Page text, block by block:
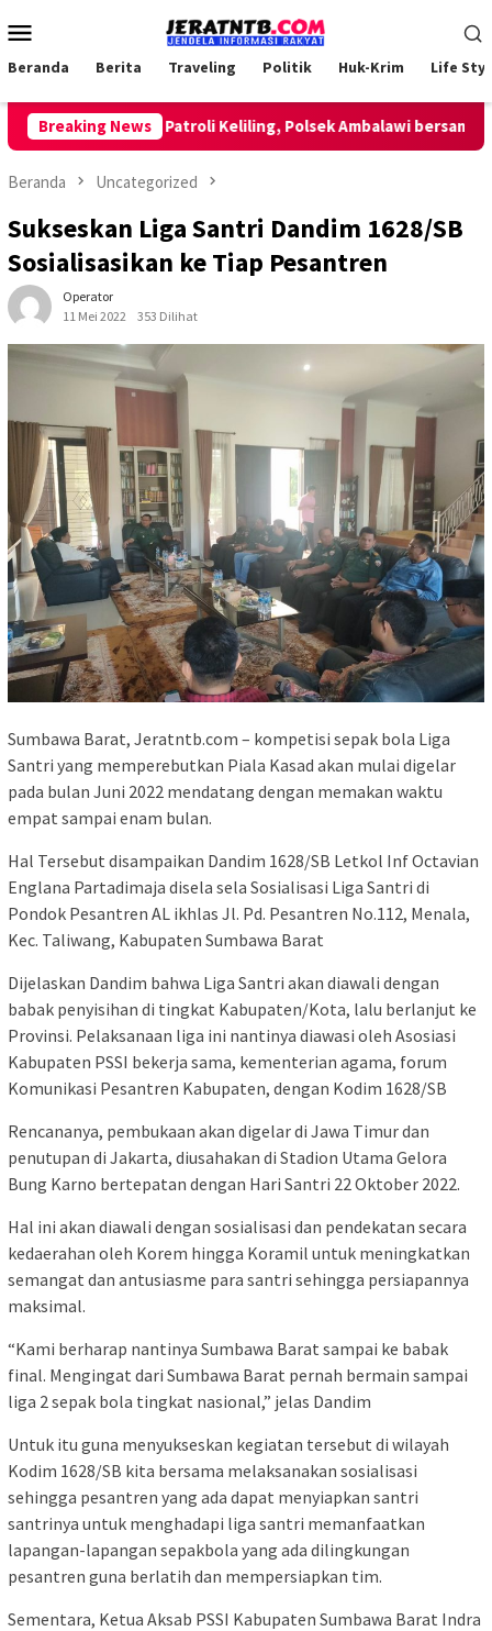
ke
Mobile
Beranda Berita Traveling Politik Huk-Krim Life
Breaking News
Lakukan Patroli Keliling, Polsek Ambalawi bersama TNI
Beranda Uncategorized
Sukseskan Liga Santri Dandim 1628/SB
Sosialisasikan ke Tiap Pesantren
Operator
11 Mei 2022
353 Dilihat
Sumbawa Barat, Jeratntb.com – kompetisi sepak bola Liga
Santri yang memperebutkan Piala Kasad akan mulai digelar
pada bulan Juni 2022 mendatang dengan memakan waktu
empat sampai enam bulan.
Hal Tersebut disampaikan Dandim 1628/SB Letkol Inf Octavian
Englana Partadimaja disela sela Sosialisasi Liga Santri di
Pondok Pesantren AL ikhlas Jl. Pd. Pesantren No.112, Menala,
Kec. Taliwang, Kabupaten Sumbawa Barat
Dijelaskan Dandim bahwa Liga Santri akan diawali dengan
babak penyisihan di tingkat Kabupaten/Kota, lalu berlanjut ke
Provinsi. Pelaksanaan liga ini nantinya diawasi oleh Asosiasi
Kabupaten PSSI bekerja sama, kementerian agama, forum
Komunikasi Pesantren Kabupaten, dengan Kodim 1628/SB
Rencananya, pembukaan akan digelar di Jawa Timur dan
penutupan di Jakarta, diusahakan di Stadion Utama Gelora
Bung Karno bertepatan dengan Hari Santri 22 Oktober 2022.
Hal ini akan diawali dengan sosialisasi dan pendekatan secara
kedaerahan oleh Korem hingga Koramil untuk meningkatkan
semangat dan antusiasme para santri sehingga persiapannya
maksimal.
“Kami berharap nantinya Sumbawa Barat sampai ke babak
final. Mengingat dari Sumbawa Barat pernah bermain sampai
liga 2 sepak bola tingkat nasional,” jelas Dandim
Untuk itu guna menyukseskan kegiatan tersebut di wilayah
Kodim 1628/SB kita bersama melaksanakan sosialisasi
sehingga pesantren yang ada dapat menyiapkan santri
santrinya untuk menghadapi liga santri memanfaatkan
lapangan-lapangan sepakbola yang ada dilingkungan
pesantren guna berlatih dan mempersiapkan tim.
Sementara, Ketua Aksab PSSI Kabupaten Sumbawa Barat Indra